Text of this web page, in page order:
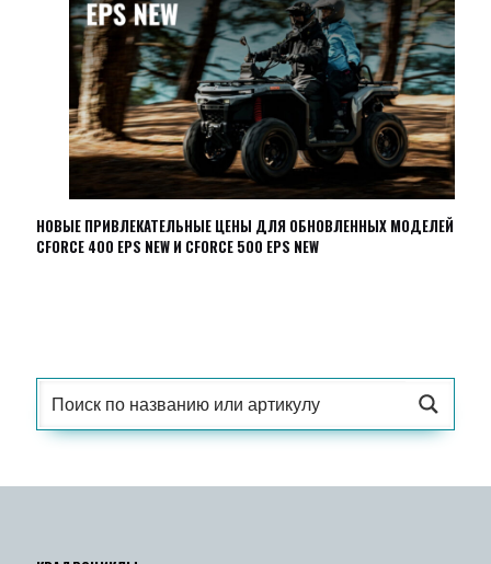
НОВЫЕ ПРИВЛЕКАТЕЛЬНЫЕ ЦЕНЫ ДЛЯ ОБНОВЛЕННЫХ МОДЕЛЕЙ
CFORCE 400 EPS NEW И CFORCE 500 EPS NEW